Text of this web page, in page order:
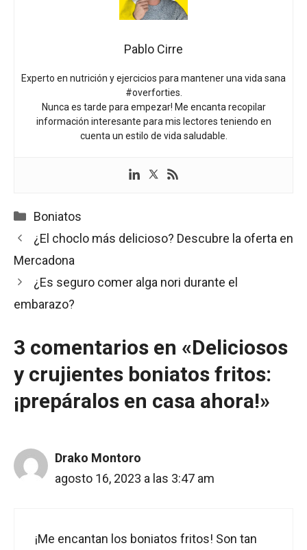
Pablo Cirre
Experto en nutrición y ejercicios para mantener una vida sana
#overforties.
Nunca es tarde para empezar! Me encanta recopilar
información interesante para mis lectores teniendo en
cuenta un estilo de vida saludable.
Categorías
Boniatos
¿El choclo más delicioso? Descubre la oferta en
Mercadona
¿Es seguro comer alga nori durante el
embarazo?
3 comentarios en «Deliciosos
y crujientes boniatos fritos:
¡prepáralos en casa ahora!»
Drako Montoro
agosto 16, 2023 a las 3:47 am
¡Me encantan los boniatos fritos! Son tan